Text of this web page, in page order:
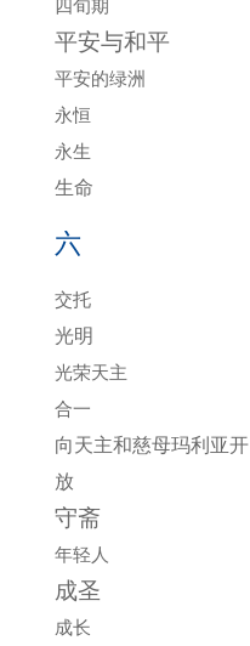
四旬期
平安与和平
平安的绿洲
永恒
永生
生命
六
交托
光明
光荣天主
合一
向天主和慈母玛利亚开
放
守斋
年轻人
成圣
成长